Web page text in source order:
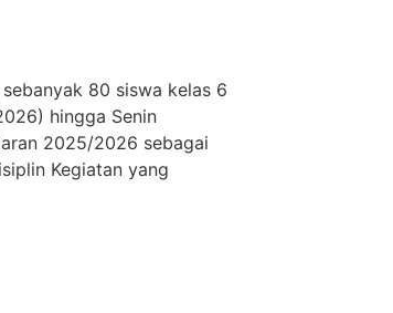
80 siswa kelas 6
hingga Senin
2025/2026 sebagai
Kegiatan yang